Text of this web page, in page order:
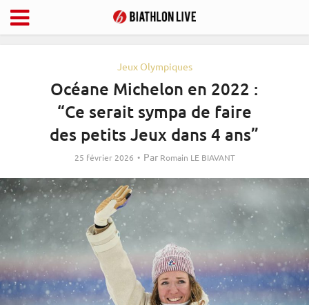
Jeux Olympiques
Océane Michelon en 2022 :
“Ce serait sympa de faire
des petits Jeux dans 4 ans”
25 février 2026 Par Romain LE BIAVANT